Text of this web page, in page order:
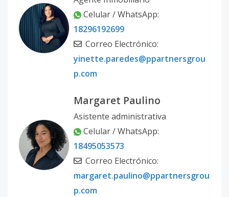
Celular / WhatsApp:
18296192699
Correo Electrónico:
yinette.paredes@ppartnersgrou
p.com
Margaret Paulino
Asistente administrativa
Celular / WhatsApp:
18495053573
Correo Electrónico:
margaret.paulino@ppartnersgrou
p.com